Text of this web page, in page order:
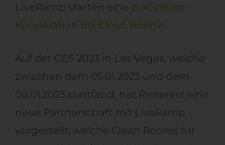
LiveRamp starten eine zukünftige
Kooperation bei Clean Rooms.
Auf der CES 2023 in Las Vegas, welche
zwischen dem 05.01.2023 und dem
08.01.2023 stattfand, hat Pinterest eine
neue Partnerschaft mit LiveRamp
vorgestellt, welche Clean Rooms für